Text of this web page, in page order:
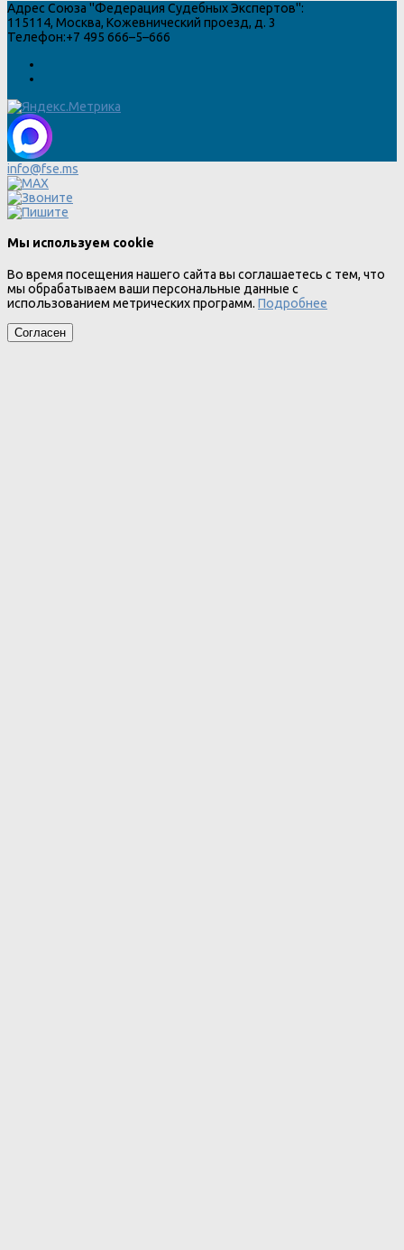
Адрес Союза "Федерация Судебных Экспертов":
115114, Москва, Кожевнический проезд, д. 3
Телефон:+7 495 666–5–666
info@fse.ms
Мы используем cookie
Во время посещения нашего сайта вы соглашаетесь с тем, что
мы обрабатываем ваши персональные данные с
использованием метрических программ. Подробнее
Согласен